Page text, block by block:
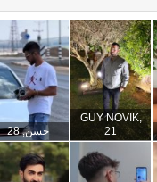
to
collapse
contents
حسن, 28
GUY NOVIK,
21